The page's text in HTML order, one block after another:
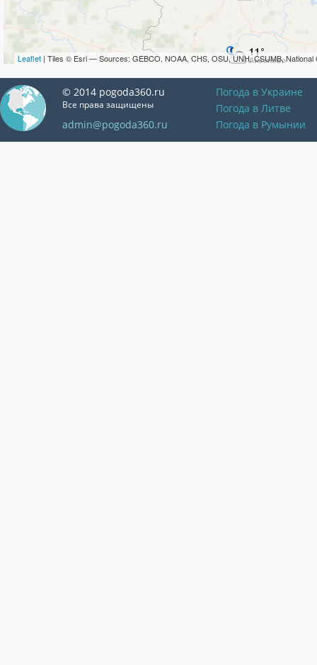
Leaflet | Tiles © Esri — Sources: GEBCO, NOAA, CHS, OSU, UNH, CSUMB, National
© 2014 pogoda360.ru
Все права защищены
admin@pogoda360.ru
Погода в Украине
Погода в Литве
Погода в Румынии